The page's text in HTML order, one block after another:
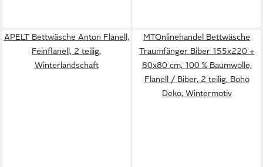
APELT Bettwäsche Anton Flanell,
Feinflanell, 2 teilig,
Winterlandschaft
MTOnlinehandel Bettwäsche
Traumfänger Biber 155x220 +
80x80 cm, 100 % Baumwolle,
Flanell / Biber, 2 teilig, Boho
Deko, Wintermotiv